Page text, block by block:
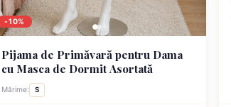
-10%
Pijama de Primăvară pentru Dama
cu Masca de Dormit Asortată
Mărime: S